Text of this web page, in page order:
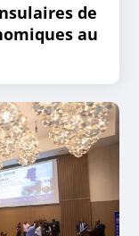
de
au